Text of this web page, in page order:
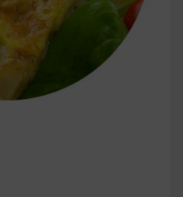
，不要再被這些問題困擾